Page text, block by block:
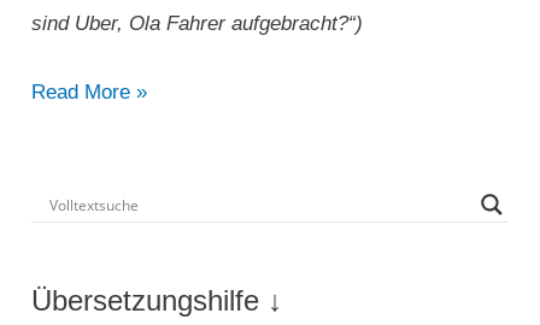
sind Uber, Ola Fahrer aufgebracht?“)
„Warum
Ola
Read More »
Übersetzungshilfe ↓